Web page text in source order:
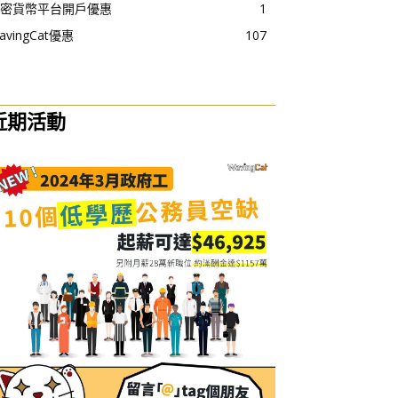
貨幣平台開戶優惠
1
優惠
107
期活動